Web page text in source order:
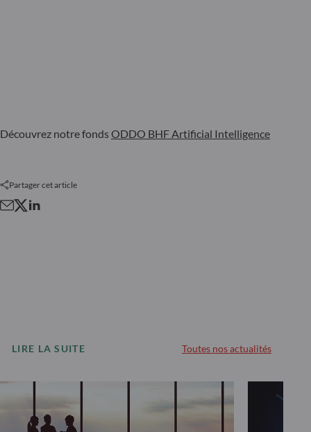
Découvrez notre fonds ODDO BHF Artificial Intelligence
Partager cet article
LIRE LA SUITE Toutes nos actualités